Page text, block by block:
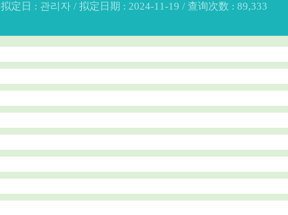
拟定日 : 관리자 / 拟定日期 : 2024-11-19 / 查询次数 : 89,333